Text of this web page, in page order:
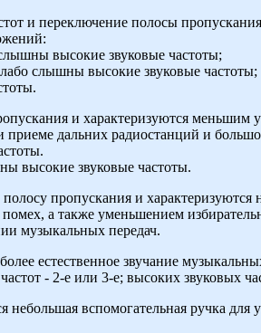
и переключение полосы
высокие звуковые частоты;
слышны высокие звуковые частоты;
и характеризуются меньшим
дальних радиостанций и
высокие звуковые частоты.
пропускания и характеризуются
а также уменьшением
музыкальных передач.
естественное звучание
- 2-е или 3-е; высоких звуковых
небольшая вспомогательная ручка